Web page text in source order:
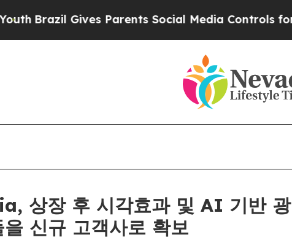
Gives Parents Social Media Controls for Their
상장 후 시각효과 및 AI 기반
신규 고객사로 확보